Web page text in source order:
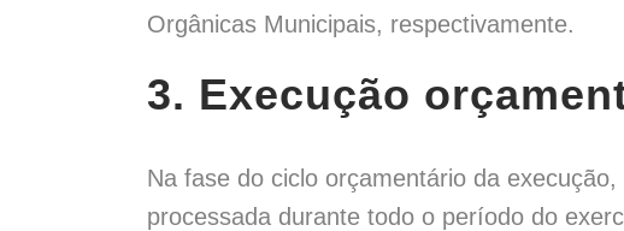
Orgânicas Municipais, respectivamente.
3. Execução
Na fase do ciclo orçamentário da
processada durante todo o período do